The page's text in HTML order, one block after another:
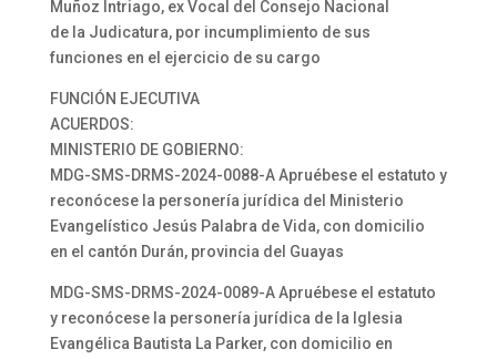
Muñoz Intriago, ex Vocal del Consejo Nacional
de la Judicatura, por incumplimiento de sus
funciones en el ejercicio de su cargo
FUNCIÓN EJECUTIVA
ACUERDOS:
MINISTERIO DE GOBIERNO:
MDG-SMS-DRMS-2024-0088-A Apruébese el estatuto y
reconócese la personería jurídica del Ministerio
Evangelístico Jesús Palabra de Vida, con domicilio
en el cantón Durán, provincia del Guayas
MDG-SMS-DRMS-2024-0089-A Apruébese el estatuto
y reconócese la personería jurídica de la Iglesia
Evangélica Bautista La Parker, con domicilio en